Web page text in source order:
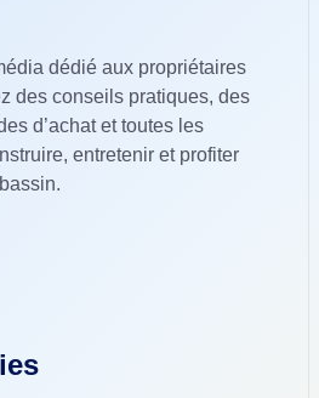
dédié aux propriétaires
des conseils pratiques, des
d’achat et toutes les
entretenir et profiter